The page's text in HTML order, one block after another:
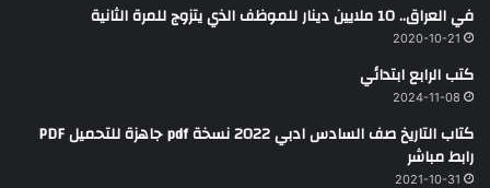
في العراق.. 10 ملايين دينار للموظف الذي يتزوج للمرة الثانية
2020-10-21
كتب الرابع ابتدائي
2024-11-08
كتاب التاريخ صف السادس ادبي 2022 نسخة pdf جاهزة للتحميل PDF
رابط مباشر
2021-10-31